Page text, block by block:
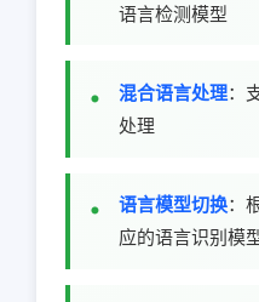
语言检测模型
混合语言处理：
处理
语言模型切换：
应的语言识别模